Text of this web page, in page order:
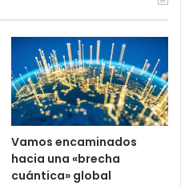
Vamos encaminados
hacia una «brecha
cuántica» global